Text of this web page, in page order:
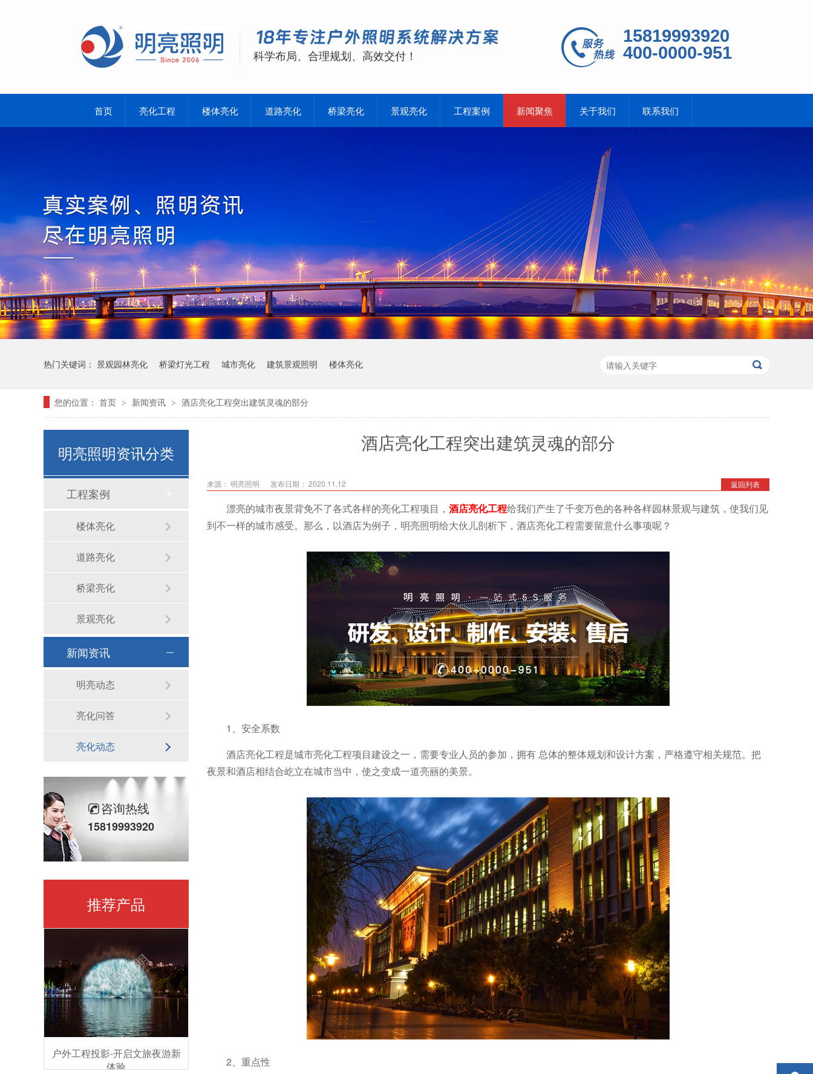
科学布局、合理规划、高效交付！
15819993920
400-0000-951
首页 亮化工程 楼体亮化 道路亮化 桥梁亮化 景观亮化 工程案例 新闻聚焦 关于我们 联系我们
热门关键词： 景观园林亮化 桥梁灯光工程 城市亮化 建筑景观照明 楼体亮化
您的位置： 首页 > 新闻资讯 > 酒店亮化工程突出建筑灵魂的部分
酒店亮化工程突出建筑灵魂的部分
返回列表
来源： 明亮照明 发布日期： 2020.11.12
漂亮的城市夜景背免不了各式各样的亮化工程项目， 酒店亮化工程给我们产生了千变万色的各种各样园林景观与建筑，使我们见
到不一样的城市感受。那么，以酒店为例子，明亮照明给大伙儿剖析下，酒店亮化工程需要留意什么事项呢？
1、安全系数
酒店亮化工程是城市亮化工程项目建设之一，需要专业人员的参加，拥有 总体的整体规划和设计方案，严格遵守相关规范。把
夜景和酒店相结合屹立在城市当中，使之变成一道亮丽的美景。
2、重点性
明亮照明资讯分类
工程案例
楼体亮化
道路亮化
桥梁亮化
景观亮化
新闻资讯
明亮动态
亮化问答
亮化动态
咨询热线
15819993920
推荐产品
户外工程投影-开启文旅夜游新
体验